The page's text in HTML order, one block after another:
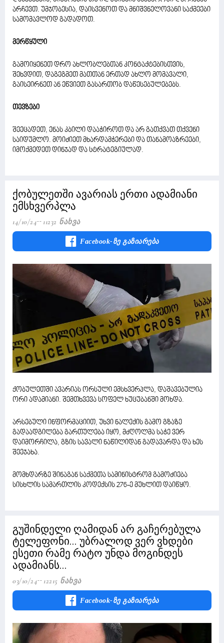
არჩევთ. უმჯობესია, დაისვენოთ და მნიშვნელოვანი საქმეები
სამომავლოდ გადადოთ.
მერწყული
გამოიყენეთ დრო ახლობლებთან კონტაქტებისთვის,
შეხვდით, დაგეგმეთ მათთან ერთად ახლო მომავალი,
გაისეირნეთ ან ეწვიეთ გასართობ დაწესებულებებს.
თევზები
შეეცადეთ, ენას კბილი დააჭიროთ და არ გათქვათ თქვენი
საიდუმლო. მოიძიეთ მხარდამჭერები და თანამოაზრეები,
იმოქმედეთ დინჯად და სტრატეგიულად.
ქობულეთში ავარიას ერთი ადამიანი
ემსხვერპლა
14/10/24 11232 Ნახვა
Facebook-Ზე Გაზიარება
ქობულეთში ავარიას ორსული ემსხვერპლა, დაშავებულია
ორი ადამიანი. შემთხვევა სოფელ ხუცუბანში მოხდა.
არსებული ინფორმაციით, უხვი ნალექის გამო გზაზე
გადაადგილება გართულება იყო, მძღოლმა საჭე ვერ
დაიმორჩილა, გზის სავალი ნაწილიდან გადავარდა და ხეს
შეეჯახა.
მომხდარზე შინაგან საქმეთა სამინისტრომ გამოძიება
სისხლის სამართლის კოდექსის 276-ე მუხლით დაიწყო.
გუშინდელი ღამიდან არ გაჩერებულა
ტელეფონი... უბრალოდ ვერ ვხდები
ესეთი რამე რატო უნდა მოგინდეს
ადამიანს...
03/10/24 12215 Ნახვა
Facebook-Ზე Გაზიარება